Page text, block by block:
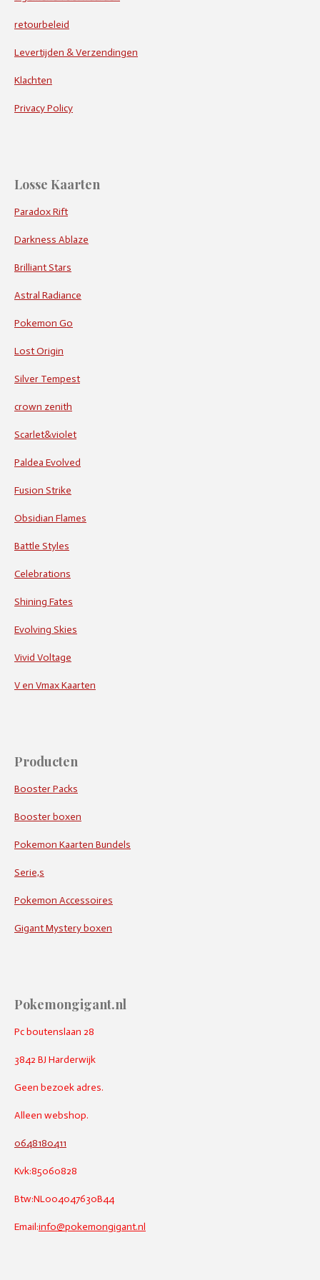
retourbeleid
Levertijden & Verzendingen
Klachten
Privacy Policy
Losse Kaarten
Paradox Rift
Darkness Ablaze
Brilliant Stars
Astral Radiance
Pokemon Go
Lost Origin
Silver Tempest
crown zenith
Scarlet&violet
Paldea Evolved
Fusion Strike
Obsidian Flames
Battle Styles
Celebrations
Shining Fates
Evolving Skies
Vivid Voltage
V en Vmax Kaarten
Producten
Booster Packs
Booster boxen
Pokemon Kaarten Bundels
Serie,s
Pokemon Accessoires
Gigant Mystery boxen
Pokemongigant.nl
Pc boutenslaan 28
3842 BJ Harderwijk
Geen bezoek adres.
Alleen webshop.
0648180411
Kvk:85060828
Btw:NL004047630B44
Email:info@pokemongigant.nl